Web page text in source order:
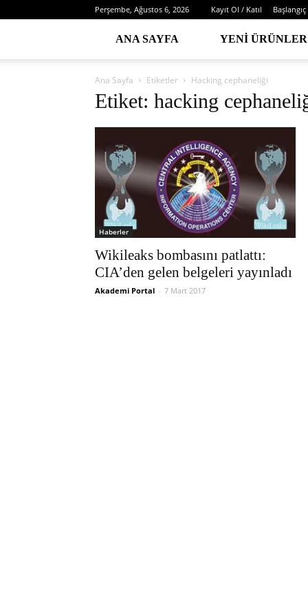
Perşembe, Ağustos 6, 2026 Kayıt Ol / Katıl Başlangıç
ANA SAYFA YENI ÜRÜNLER
Ana Sayfa Etiketler Hacking cephaneliği
Etiket: hacking
Haberler
Wikileaks bombasını patlattı:
CIA’den gelen belgeleri yayınladı
Akademi Portal - 7 Mart 2017